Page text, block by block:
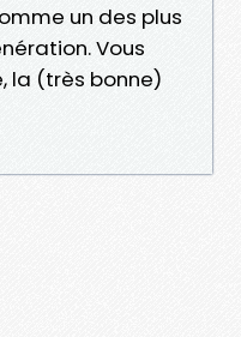
un des plus
Vous
la (très bonne)